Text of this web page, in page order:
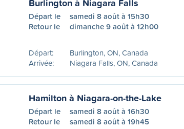
Départ le
samedi 8 août à 15h30
Retour le
dimanche 9 août à 12h00
Départ:
Burlington, ON, Canada
Arrivée:
Niagara Falls, ON, Canada
Hamilton à Niagara-on-the-Lake
Départ le
samedi 8 août à 16h30
Retour le
samedi 8 août à 19h45